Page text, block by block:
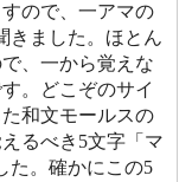
ので、一アマの
きました。ほとん
、一から覚えな
。どこぞのサイ
和文モールスの
るべき5文字「マ
た。確かにこの5